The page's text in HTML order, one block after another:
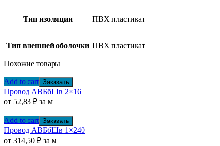
Тип изоляции ПВХ пластикат
Тип внешней оболочки ПВХ пластикат
Похожие товары
Add to cart Заказать
Провод АВБбШв 2×16
от 52,83 ₽ за м
Add to cart Заказать
Провод АВБбШв 1×240
от 314,50 ₽ за м